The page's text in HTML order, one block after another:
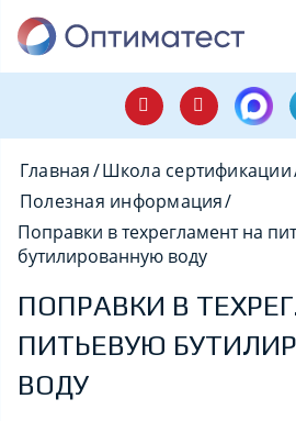
Главная/Школа сертификации
Полезная информация/
Поправки в техрегламент на
бутилированную воду
ПОПРАВКИ В
ПИТЬЕВУЮ
ВОДУ